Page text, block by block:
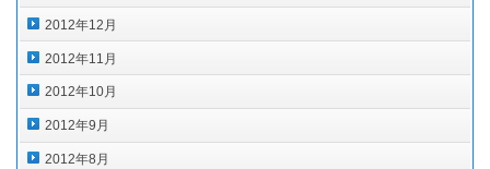
2012年12月
2012年11月
2012年10月
2012年9月
2012年8月